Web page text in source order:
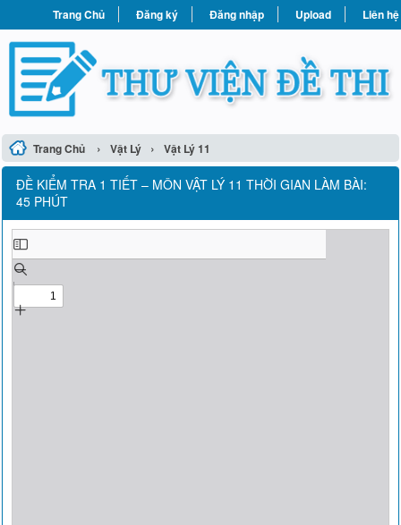
Trang Chủ Đăng ký Đăng nhập Upload Liên hệ
Trang Chủ › Vật Lý › Vật Lý 11
ĐỀ KIỂM TRA 1 TIẾT – MÔN VẬT LÝ 11 THỜI GIAN LÀM BÀI:
45 PHÚT